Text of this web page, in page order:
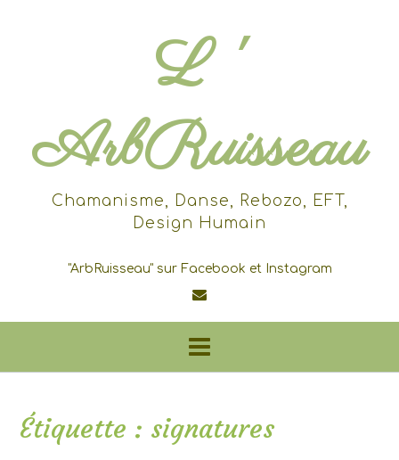
L '
ArbRuisseau
Chamanisme, Danse, Rebozo, EFT,
Design Humain
"ArbRuisseau" sur Facebook et Instagram
Étiquette : signatures